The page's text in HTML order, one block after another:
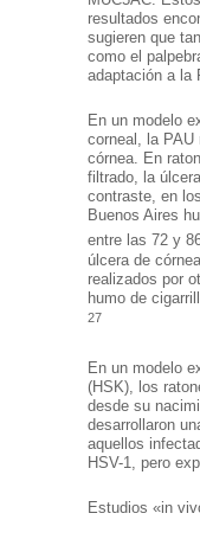
resultados
sugieren que
como el
adaptación a la
En un modelo
corneal, la PAU
córnea. En
filtrado, la
contraste, en
Buenos Aires
entre las 72 y
úlcera de
realizados por
humo de
27
En un modelo
(HSK), los
desde su
desarrollaron
aquellos
HSV-1, pero
Estudios «in